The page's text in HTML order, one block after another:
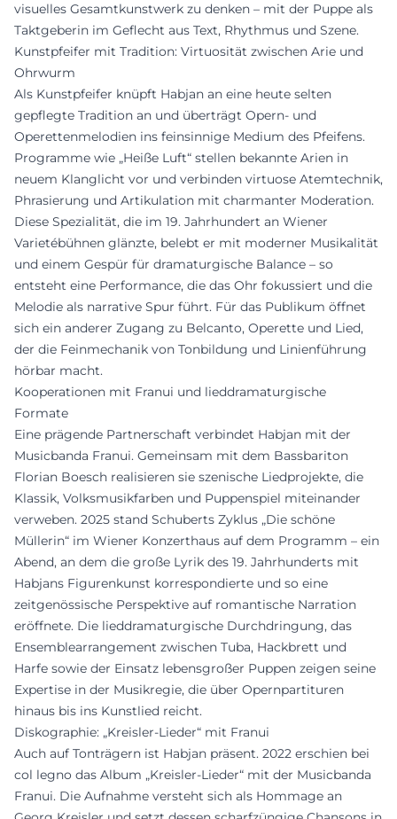
visuelles Gesamtkunstwerk zu denken – mit der Puppe als
Taktgeberin im Geflecht aus Text, Rhythmus und Szene.
Kunstpfeifer mit Tradition: Virtuosität zwischen Arie und
Ohrwurm
Als Kunstpfeifer knüpft Habjan an eine heute selten
gepflegte Tradition an und überträgt Opern- und
Operettenmelodien ins feinsinnige Medium des Pfeifens.
Programme wie „Heiße Luft“ stellen bekannte Arien in
neuem Klanglicht vor und verbinden virtuose Atemtechnik,
Phrasierung und Artikulation mit charmanter Moderation.
Diese Spezialität, die im 19. Jahrhundert an Wiener
Varietébühnen glänzte, belebt er mit moderner Musikalität
und einem Gespür für dramaturgische Balance – so
entsteht eine Performance, die das Ohr fokussiert und die
Melodie als narrative Spur führt. Für das Publikum öffnet
sich ein anderer Zugang zu Belcanto, Operette und Lied,
der die Feinmechanik von Tonbildung und Linienführung
hörbar macht.
Kooperationen mit Franui und lieddramaturgische
Formate
Eine prägende Partnerschaft verbindet Habjan mit der
Musicbanda Franui. Gemeinsam mit dem Bassbariton
Florian Boesch realisieren sie szenische Liedprojekte, die
Klassik, Volksmusikfarben und Puppenspiel miteinander
verweben. 2025 stand Schuberts Zyklus „Die schöne
Müllerin“ im Wiener Konzerthaus auf dem Programm – ein
Abend, an dem die große Lyrik des 19. Jahrhunderts mit
Habjans Figurenkunst korrespondierte und so eine
zeitgenössische Perspektive auf romantische Narration
eröffnete. Die lieddramaturgische Durchdringung, das
Ensemblearrangement zwischen Tuba, Hackbrett und
Harfe sowie der Einsatz lebensgroßer Puppen zeigen seine
Expertise in der Musikregie, die über Opernpartituren
hinaus bis ins Kunstlied reicht.
Diskographie: „Kreisler-Lieder“ mit Franui
Auch auf Tonträgern ist Habjan präsent. 2022 erschien bei
col legno das Album „Kreisler-Lieder“ mit der Musicbanda
Franui. Die Aufnahme versteht sich als Hommage an